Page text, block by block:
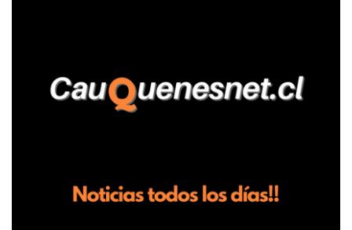
trabajadores, el edil descendió del vehículo y, en medio de la
confrontación, la habría tomado de los hombros, empujado al
suelo y agredido con golpes de pies y manos, mientr...